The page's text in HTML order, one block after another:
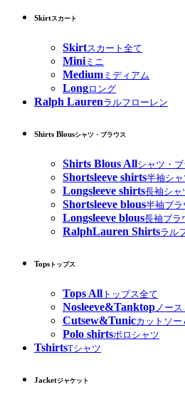
Skirtスカート
Skirtスカート全て
Miniミニ
Medium ミディアム
Longロング
Ralph Laurenラルフローレン
Shirts Blousシャツ・ブラウス
Shirts Blous Allシャツ・
Shortsleeve shirts半袖シャ
Longsleeve shirts長袖シャ
Shortsleeve blous半袖ブラ
Longsleeve blous長袖ブラ
RalphLauren Shirtsラル
Tops トップス
Tops All トップス全て
Nosleeve&Tanktop ノー
Cutsew&Tunicカットソー
Polo shirtsポロシャツ
TshirtsTシャツ
Jacketジャケット